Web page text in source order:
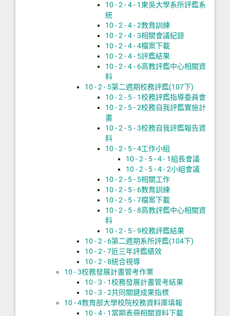
10 - 2 - 4 - 1 東吳大學系所評鑑系
統
10 - 2 - 4 - 2教育訓練
10 - 2 - 4 - 3相關會議紀錄
10 - 2 - 4 - 4檔案下載
10 - 2 - 4 - 5評鑑結果
10 - 2 - 4 - 6高教評鑑中心相關資
料
10 - 2 - 5第二週期校務評鑑(107下)
10 - 2 - 5 - 1校務評鑑指導委員會
10 - 2 - 5 - 2校務自我評鑑實施計
畫
10 - 2 - 5 - 3校務自我評鑑報告資
料
10 - 2 - 5 - 4工作小組
10 - 2 - 5 - 4 - 1組長會議
10 - 2 - 5 - 4 - 2小組會議
10 - 2 - 5 - 5相關工作
10 - 2 - 5 - 6教育訓練
10 - 2 - 5 - 7檔案下載
10 - 2 - 5 - 8高教評鑑中心相關資
料
10 - 2 - 5 - 9校務評鑑結果
10 - 2 - 6第二週期系所評鑑(104下)
10 - 2 - 7近三年評鑑績效
10 - 2 - 8統合視導
10 - 3校務發展計畫管考作業
10 - 3 - 1校務發展計畫管考結果
10 - 3 - 2共同關鍵成果指標
10 - 4教育部大學校院校務資料庫填報
10 - 4 - 1 當期表冊相關資料下載